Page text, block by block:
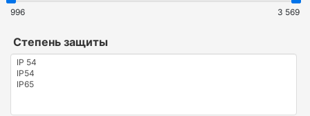
996 3 569
Степень защиты